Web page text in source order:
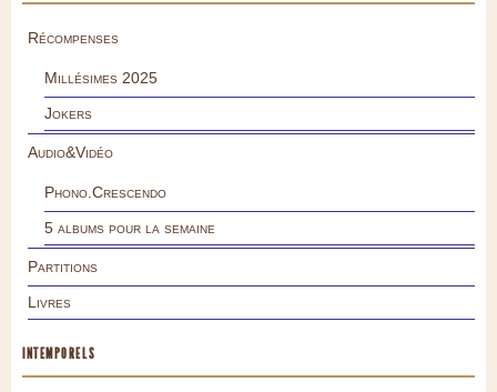
Récompenses
Millésimes 2025
Jokers
Audio&Vidéo
Phono.Crescendo
5 albums pour la semaine
Partitions
Livres
INTEMPORELS